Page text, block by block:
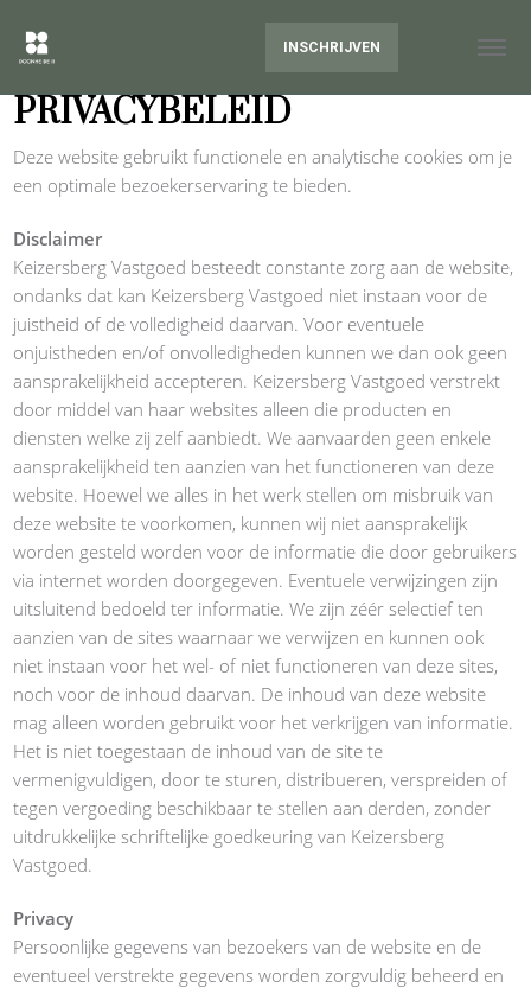
INSCHRIJVEN
PRIVACYBELEID
Deze website gebruikt functionele en analytische cookies om je
een optimale bezoekerservaring te bieden.
Disclaimer
Keizersberg Vastgoed besteedt constante zorg aan de website,
ondanks dat kan Keizersberg Vastgoed niet instaan voor de
juistheid of de volledigheid daarvan. Voor eventuele
onjuistheden en/of onvolledigheden kunnen we dan ook geen
aansprakelijkheid accepteren. Keizersberg Vastgoed verstrekt
door middel van haar websites alleen die producten en
diensten welke zij zelf aanbiedt. We aanvaarden geen enkele
aansprakelijkheid ten aanzien van het functioneren van deze
website. Hoewel we alles in het werk stellen om misbruik van
deze website te voorkomen, kunnen wij niet aansprakelijk
worden gesteld worden voor de informatie die door gebruikers
via internet worden doorgegeven. Eventuele verwijzingen zijn
uitsluitend bedoeld ter informatie. We zijn zéér selectief ten
aanzien van de sites waarnaar we verwijzen en kunnen ook
niet instaan voor het wel- of niet functioneren van deze sites,
noch voor de inhoud daarvan. De inhoud van deze website
mag alleen worden gebruikt voor het verkrijgen van informatie.
Het is niet toegestaan de inhoud van de site te
vermenigvuldigen, door te sturen, distribueren, verspreiden of
tegen vergoeding beschikbaar te stellen aan derden, zonder
uitdrukkelijke schriftelijke goedkeuring van Keizersberg
Vastgoed.
Privacy
Persoonlijke gegevens van bezoekers van de website en de
eventueel verstrekte gegevens worden zorgvuldig beheerd en